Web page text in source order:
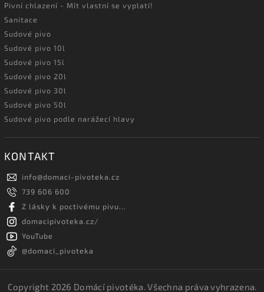
Pivní chlazení - Mít vlastní se vyplatí!
Sanitace
Sudové pivo
Sudové pivo 10l
Sudové pivo 15l
Sudové pivo 20l
Sudové pivo 30l
Sudové pivo 50l
Sudové pivo podle narážecí hlavy
KONTAKT
info@domaci-pivoteka.cz
739 606 600
Z lásky k poctivému pivu...
domacipivoteka.cz/
YouTube
@domaci_pivoteka
Copyright 2026 Domácí pivotéka. Všechna práva vyhrazena.